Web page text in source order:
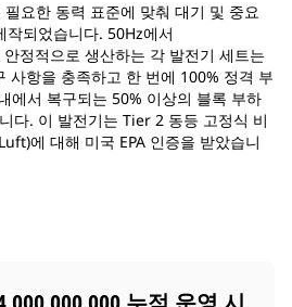
요한 동력 표준에 맞춰 대기 및 중요
되었습니다. 50Hz에서
정적으로 생산하는 각 발전기 세트는
사항을 충족하고 한 번에 100% 정격 부
에서 복구되는 50% 이상의 블록 부하
다. 이 발전기는 Tier 2 동등 고정식 비
에 대해 미국 EPA 인증을 받았습니